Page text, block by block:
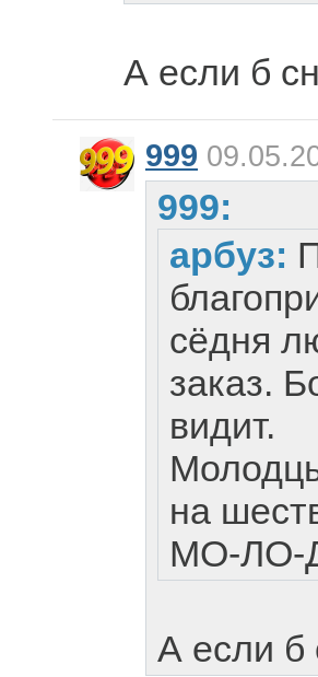
А если б
999
999:
арбуз:
сёдня
заказ.
видит.
на
МО-ЛО-
А если б